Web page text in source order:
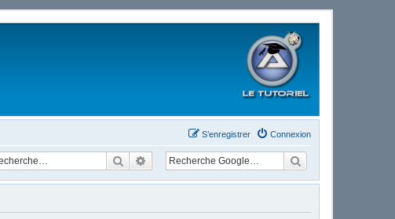
Connexion
S’enregistrer
RechercherRecherche avancée